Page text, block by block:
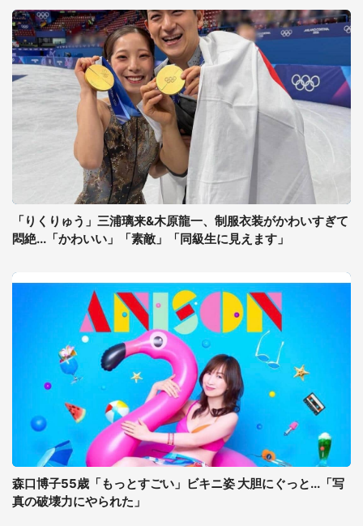
「りくりゅう」三浦璃来&木原龍一、制服衣装がかわいすぎて
悶絶...「かわいい」「素敵」「同級生に見えます」
森口博子55歳「もっとすごい」ビキニ姿 大胆にぐっと...「写
真の破壊力にやられた」